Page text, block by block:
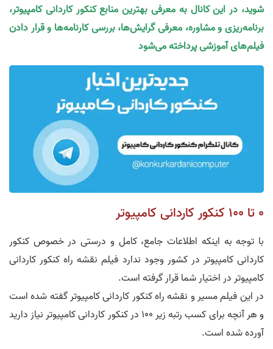
شوید، در این کانال به معرفی بهترین منابع کنکور کاردانی کامپیوتر،
برنامه‌ریزی و مشاوره، معرفی گرایش‌ها، بررسی کارنامه‌ها و قرار دادن
فیلم‌های آموزشی پرداخته می‌شود
0 تا 100 کنکور کاردانی کامپیوتر
با توجه به اینکه اطلاعات جامع، کامل و درستی در خصوص کنکور
کاردانی کامپیوتر در کشور وجود ندارد فیلم نقشه راه کنکور کاردانی
کامپیوتر در اختیار شما قرار گرفته است.
در این فیلم مسیر و نقشه راه کنکور کاردانی کامپیوتر گفته شده است
و هر آنچه برای کسب رتبه زیر 100 در کنکور کاردانی کامپیوتر نیاز دارید
آورده شده است.